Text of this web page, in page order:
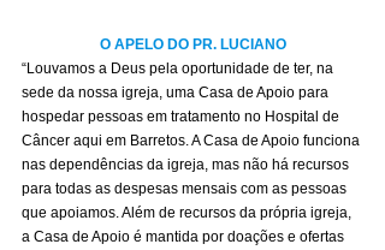
O APELO DO PR. LUCIANO
“Louvamos a Deus pela oportunidade de ter, na
sede da nossa igreja, uma Casa de Apoio para
hospedar pessoas em tratamento no Hospital de
Câncer aqui em Barretos. A Casa de Apoio funciona
nas dependências da igreja, mas não há recursos
para todas as despesas mensais com as pessoas
que apoiamos. Além de recursos da própria igreja,
a Casa de Apoio é mantida por doações e ofertas